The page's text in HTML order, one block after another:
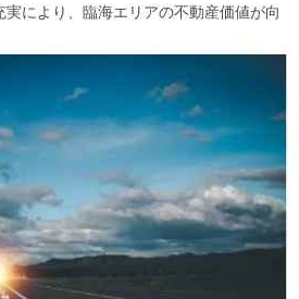
により、臨海エリアの不動産価値が向